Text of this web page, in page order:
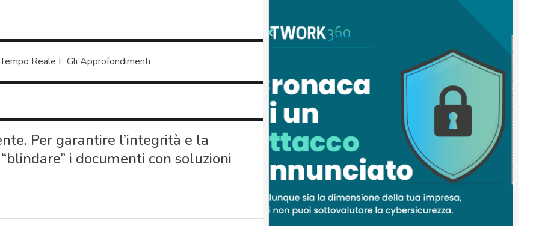
Reale E Gli Approfondimenti
Per garantire l’integrità e la
i documenti con soluzioni